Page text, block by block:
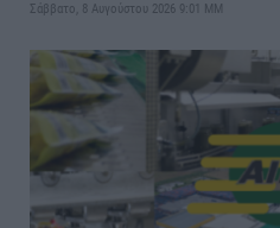
Σάββατο, 8 Αυγούστου 2026 9:01 ΜΜ